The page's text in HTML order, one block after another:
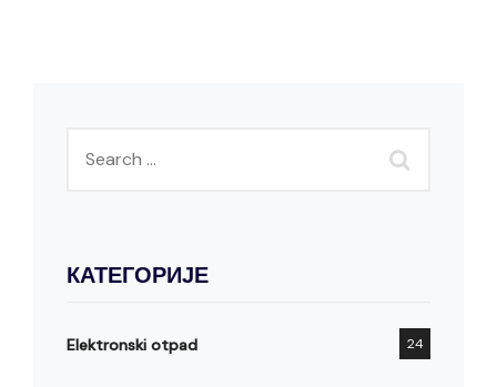
КАТЕГОРИЈЕ
Elektronski otpad 24